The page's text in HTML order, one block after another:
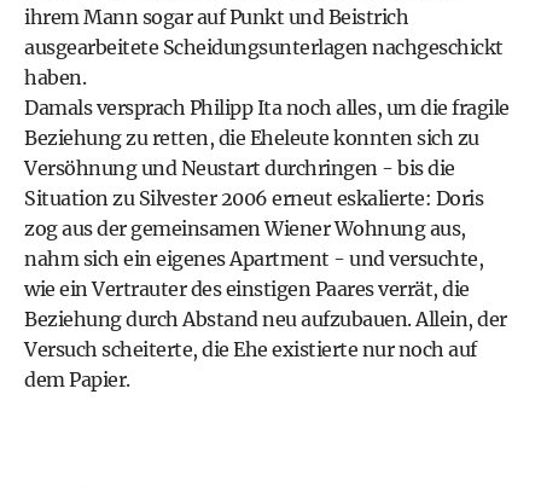
ihrem Mann sogar auf Punkt und Beistrich
ausgearbeitete Scheidungsunterlagen nachgeschickt
haben.
Damals versprach Philipp Ita noch alles, um die fragile
Beziehung zu retten, die Eheleute konnten sich zu
Versöhnung und Neustart durchringen - bis die
Situation zu Silvester 2006 erneut eskalierte: Doris
zog aus der gemeinsamen Wiener Wohnung aus,
nahm sich ein eigenes Apartment - und versuchte,
wie ein Vertrauter des einstigen Paares verrät, die
Beziehung durch Abstand neu aufzubauen. Allein, der
Versuch scheiterte, die Ehe existierte nur noch auf
dem Papier.